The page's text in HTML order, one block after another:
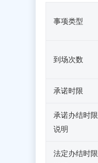
事项类型
到场次数
承诺时限
承诺办结时限
说明
法定办结时限